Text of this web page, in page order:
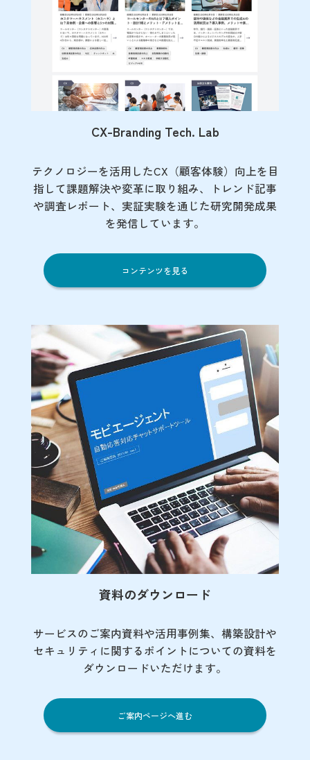
CX-Branding Tech. Lab
テクノロジーを活用したCX（顧客体験）向上を目
指して課題解決や変革に取り組み、トレンド記事
や調査レポート、実証実験を通じた研究開発成果
を発信しています。
コンテンツを見る
資料のダウンロード
サービスのご案内資料や活用事例集、 構築設計や
セキュリティに関するポイントについての資料を
ダウンロードいただけます。
ご案内ページへ進む